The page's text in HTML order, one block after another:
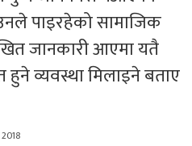
पाइरहेको सामाजिक
जानकारी आएमा यतै
हुने व्यवस्था मिलाइने बताए